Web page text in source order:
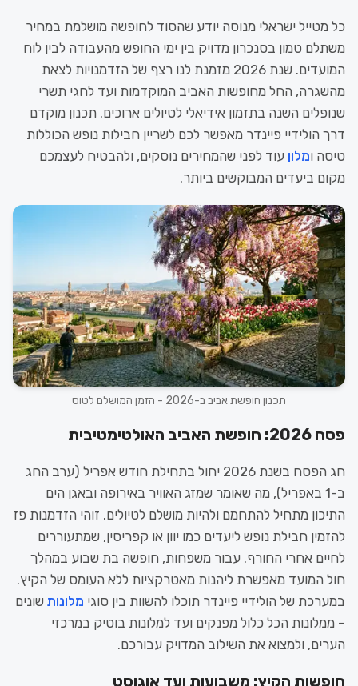
כל מטייל ישראלי מנוסה יודע שהסוד לחופשה מושלמת במחיר
משתלם טמון בסנכרון מדויק בין ימי החופש מהעבודה לבין לוח
המועדים. שנת 2026 מזמנת לנו רצף של הזדמנויות לצאת
מהשגרה, החל מחופשות האביב המוקדמות ועד לחגי תשרי
שנופלים השנה בתזמון אידיאלי לטיולים ארוכים. תכנון מוקדם
דרך הולידיי פיינדר מאפשר לכם לשריין חבילות נופש הכוללות
טיסה ומלון עוד לפני שהמחירים נוסקים, ולהבטיח לעצמכם
מקום ביעדים המבוקשים ביותר.
תכנון חופשת אביב ב-2026 - הזמן המושלם לטוס
פסח 2026: חופשת האביב האולטימטיבית
חג הפסח בשנת 2026 יחול בתחילת חודש אפריל (ערב החג
ב-1 באפריל), מה שאומר שמזג האוויר באירופה ובאגן הים
התיכון מתחיל להתחמם ולהיות מושלם לטיולים. זוהי הזדמנות פז
להזמין חבילת נופש ליעדים כמו יוון או קפריסין, שמתעוררים
לחיים אחרי החורף. עבור משפחות, חופשה בת שבוע במהלך
חול המועד מאפשרת ליהנות מאטרקציות ללא העומס של הקיץ.
במערכת של הולידיי פיינדר תוכלו להשוות בין סוגי מלונות שונים
– ממלונות הכל כלול מפנקים ועד למלונות בוטיק במרכזי
הערים, ולמצוא את השילוב המדויק עבורכם.
חופשות הקיץ: משבועות ועד אוגוסט